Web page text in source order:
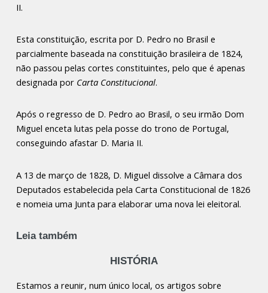
II.
Esta constituição, escrita por D. Pedro no Brasil e
parcialmente baseada na constituição brasileira de 1824,
não passou pelas cortes constituintes, pelo que é apenas
designada por Carta Constitucional.
Após o regresso de D. Pedro ao Brasil, o seu irmão Dom
Miguel enceta lutas pela posse do trono de Portugal,
conseguindo afastar D. Maria II.
A 13 de março de 1828, D. Miguel dissolve a Câmara dos
Deputados estabelecida pela Carta Constitucional de 1826
e nomeia uma Junta para elaborar uma nova lei eleitoral.
Leia também
HISTÓRIA
Estamos a reunir, num único local, os artigos sobre